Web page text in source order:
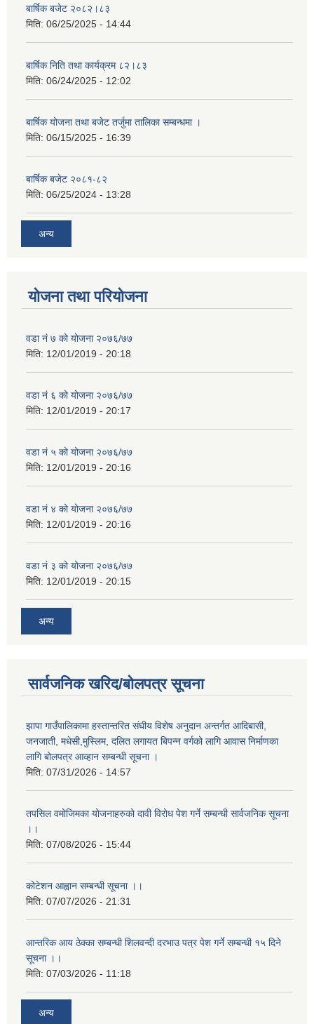
बार्षिक बजेट २०८२।८३
मिति: 06/25/2025 - 14:44
बार्षिक निति तथा कार्यक्रम ८२।८३
मिति: 06/24/2025 - 12:02
बार्षिक योजना तथा बजेट तर्जुमा तालिका सम्बन्धमा ।
मिति: 06/15/2025 - 16:39
बार्षिक बजेट २०८१-८२
मिति: 06/25/2024 - 13:28
अन्य
योजना तथा परियोजना
वडा नं ७ को योजना २०७६/७७
मिति: 12/01/2019 - 20:18
वडा नं ६ को योजना २०७६/७७
मिति: 12/01/2019 - 20:17
वडा नं ५ को योजना २०७६/७७
मिति: 12/01/2019 - 20:16
वडा नं ४ को योजना २०७६/७७
मिति: 12/01/2019 - 20:16
वडा नं ३ को योजना २०७६/७७
मिति: 12/01/2019 - 20:15
अन्य
सार्वजनिक खरिद/बोलपत्र सूचना
झापा गाउँपालिकामा हस्तान्तरित संघीय विशेष अनुदान अन्तर्गत आदिबासी,
जनजाती, मधेसी,मुस्लिम, दलित लगायत बिपन्न वर्गको लागि आवास निर्माणका
लागि बोलपत्र आव्हान सम्बन्धी सूचना ।
मिति: 07/31/2026 - 14:57
तपसिल वमोजिमका योजनाहरुको दावी विरोध पेश गर्ने सम्बन्धी सार्वजनिक सूचना
।।
मिति: 07/08/2026 - 15:44
कोटेशन आह्वान सम्बन्धी सूचना ।।
मिति: 07/07/2026 - 21:31
आन्तरिक आय ठेक्का सम्बन्धी शिलवन्दी दरभाउ पत्र पेश गर्ने सम्बन्धी १५ दिने
सूचना ।।
मिति: 07/03/2026 - 11:18
अन्य